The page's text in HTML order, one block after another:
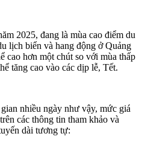
2025, đang là mùa cao điểm du
lịch biển và hang động ở Quảng
cao hơn một chút so với mùa thấp
tăng cao vào các dịp lễ, Tết.
nhiều ngày như vậy, mức giá
các thông tin tham khảo và
dài tương tự: